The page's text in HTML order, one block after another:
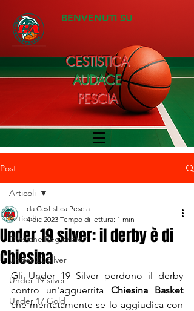
BENVENUTI SU
CESTISTICA
AUDACE
PESCIA
Post
Articoli
Divisione Regionale 1
Under 20 Silver
Under 19 silver
Under 17 Gold
Articoli
Under 19 silver: il derby è di
Chiesina
da Cestistica Pescia
4 dic 2023 Tempo di lettura: 1 min
Gli Under 19 Silver perdono il derby
contro un'agguerrita Chiesina Basket
che meritatamente se lo aggiudica con